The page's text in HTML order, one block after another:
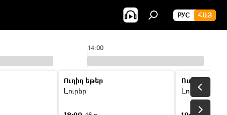
РУС ՀԱՅ
14:00
Ուղիղ եթեր
Լուրեր
Ուղիղ եթեր
Լուրեր